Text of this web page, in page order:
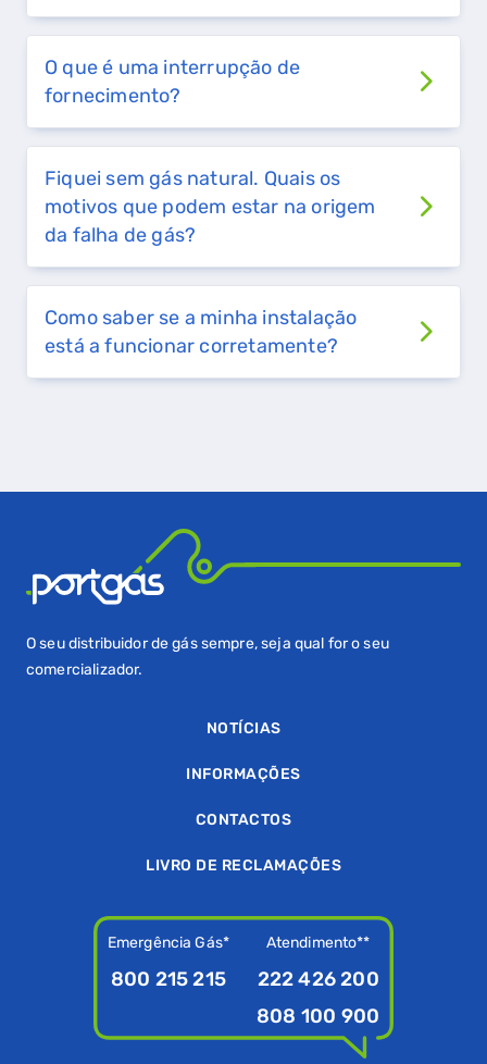
O que é uma interrupção de
fornecimento?
Fiquei sem gás natural. Quais os
motivos que podem estar na origem
da falha de gás?
Como saber se a minha instalação
está a funcionar corretamente?
O seu distribuidor de gás sempre, seja qual for o seu
comercializador.
NOTÍCIAS
INFORMAÇÕES
CONTACTOS
LIVRO DE RECLAMAÇÕES
Emergência Gás*
800 215 215
Atendimento**
222 426 200
808 100 900